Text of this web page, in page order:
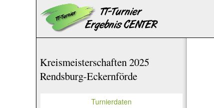
Kreismeisterschaften 2025
Rendsburg-Eckernförde
Turnierdaten